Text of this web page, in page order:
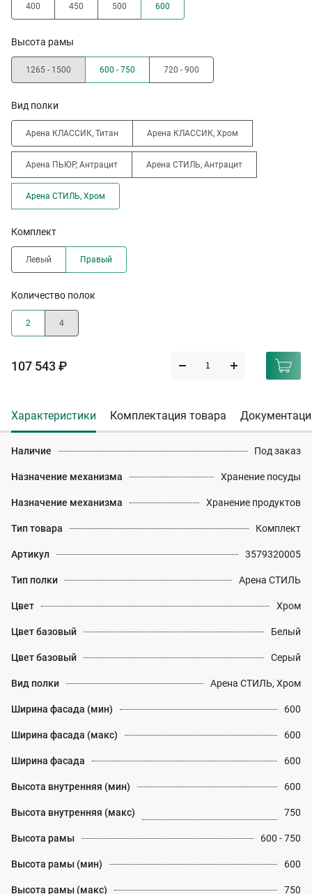
400 450 500 600
Высота рамы
1265 - 1500 600 - 750 720 - 900
Вид полки
Арена КЛАССИК, Титан Арена КЛАССИК, Хром
Арена ПЬЮР, Антрацит Арена СТИЛЬ, Антрацит
Арена СТИЛЬ, Хром
Комплект
Левый Правый
Количество полок
2 4
107 543 ₽
Характеристики Комплектация товара
Наличие Под заказ
Назначение механизма Хранение посуды
Назначение механизма Хранение продуктов
Тип товара Комплект
Артикул 3579320005
Тип полки Арена СТИЛЬ
Цвет Хром
Цвет базовый Белый
Цвет базовый Серый
Вид полки Арена СТИЛЬ, Хром
Ширина фасада (мин) 600
Ширина фасада (макс) 600
Ширина фасада 600
Высота внутренняя (мин) 600
Высота внутренняя (макс) 750
Высота рамы 600 - 750
Высота рамы (мин) 600
Высота рамы (макс) 750